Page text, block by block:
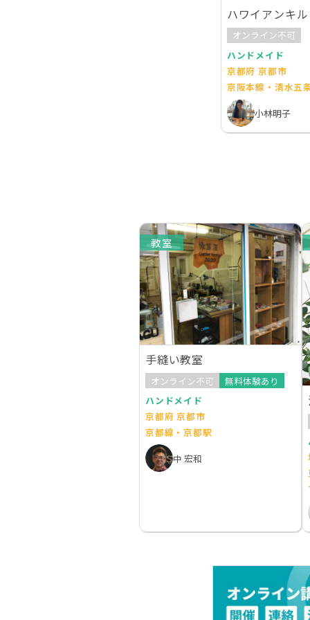
ハワイアンキ
オンライン不可
ハンドメイド
京都府 京都市
京阪本線・清水五
小林明子
教室
手縫い教室
オンライン不可
無料体験あり
ハンドメイド
京都府 京都市
京都線・京都駅
中 宏和